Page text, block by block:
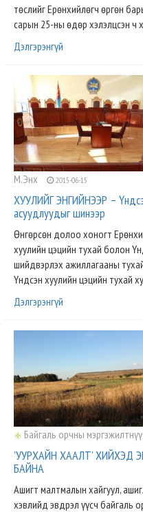
төслийг Ерөнхийлөгч өргөн
сарын 25-ны өдөр хэлэлцсэн ч
Дэлгэрэнгүй
М.Энх 2015-06-15
ХУУЛИЙГ ЭНГИЙНЭЭР –
асуудлуудыг шинээр
Өнгөрсөн долоо хоногт
хуулийн цэцийн тухай болон
шийдвэрлэх ажиллагааны
Үндсэн хуулийн цэцийн тухай
Дэлгэрэнгүй
Байгаль орчны
'УУРХАЙН ХААЛТ' ХИЙХЭД
БАЙНА
Ашигт малтмалын хайгуул,
хэвлийд эвдрэл үүсч байгаль